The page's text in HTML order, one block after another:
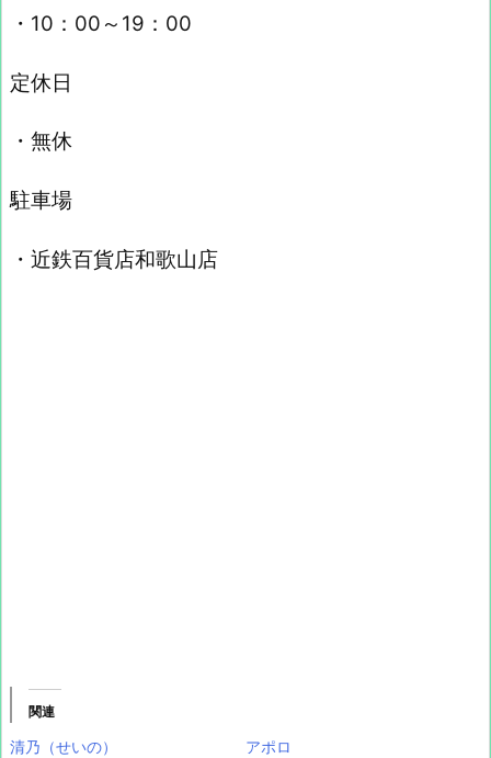
・10：00～19：00
定休日
・無休
駐車場
・近鉄百貨店和歌山店
関連
清乃（せいの）
アポロ